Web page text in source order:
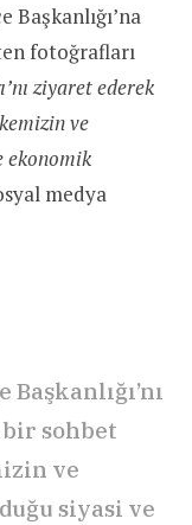
fotoğrafları
ziyaret ederek
ve
ekonomik
medya
sohbet
ve
siyasi ve